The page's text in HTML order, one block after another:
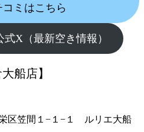
コミはこちら
式X（最新空き情報）
船店】
区笠間１−１−１ ルリエ大船